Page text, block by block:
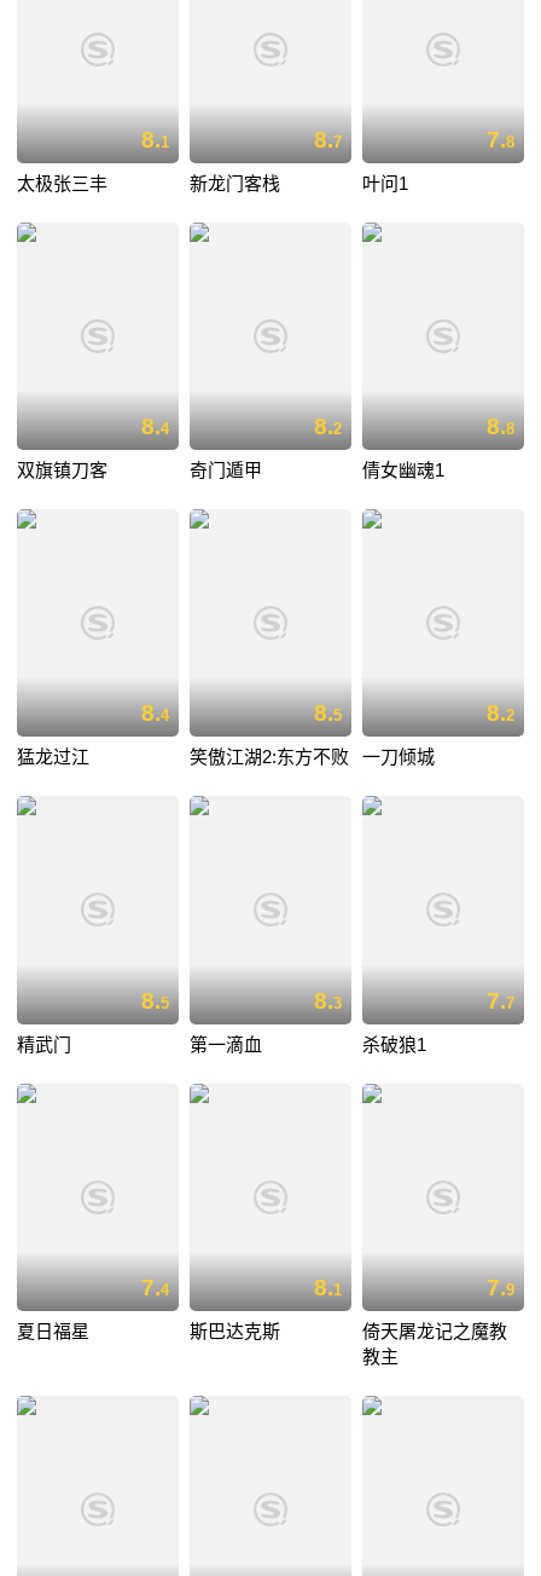
8.1
太极张三丰
8.7
新龙门客栈
7.8
叶问1
8.4
双旗镇刀客
8.2
奇门遁甲
8.8
倩女幽魂1
8.4
猛龙过江
8.5
笑傲江湖2:东方不败
8.2
一刀倾城
8.5
精武门
8.3
第一滴血
7.7
杀破狼1
7.4
夏日福星
8.1
斯巴达克斯
7.9
倚天屠龙记之魔教
教主